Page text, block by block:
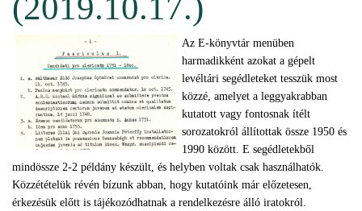
(2019.10.17.)
Az E-könyvtár menüben
harmadikként azokat a gépelt
levéltári segédleteket tesszük most
közzé, amelyet a leggyakrabban
kutatott vagy fontosnak ítélt
sorozatokról állítottak össze 1950 és
1990 között. E segédletekből
mindössze 2-2 példány készült, és helyben voltak csak használhatók.
Közzétételük révén bízunk abban, hogy kutatóink már előzetesen,
érkezésük előtt is tájékozódhatnak a rendelkezésre álló iratokról.